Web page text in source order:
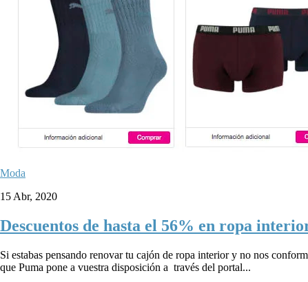
Moda
15 Abr, 2020
Descuentos de hasta el 56% en ropa
Si estabas pensando renovar tu cajón de ropa interior y no nos
que Puma pone a vuestra disposición a través del portal...